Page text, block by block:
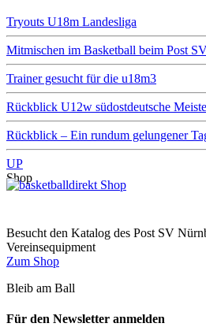
Tryouts U18m Landesliga
Mitmischen im Basketball beim Post
Trainer gesucht für die u18m3
Rückblick U12w südostdeutsche
Rückblick – Ein rundum gelungener
UP
Shop
Besucht den Katalog des Post SV
Vereinsequipment
Zum Shop
Bleib am Ball
Für den Newsletter anmelden